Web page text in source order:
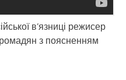
в’язниці режисер
з поясненням